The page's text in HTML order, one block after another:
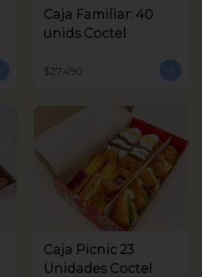
Caja Familiar: 40
unids Coctel
$27.490
Caja Picnic 23
Unidades Coctel